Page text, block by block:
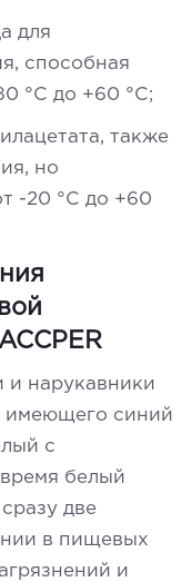
для
способная
°C до +60 °C;
также
но
-20 °C до +60
и нарукавники
имеющего синий
с
белый
две
в пищевых
и